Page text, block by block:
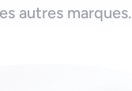
autres marques.